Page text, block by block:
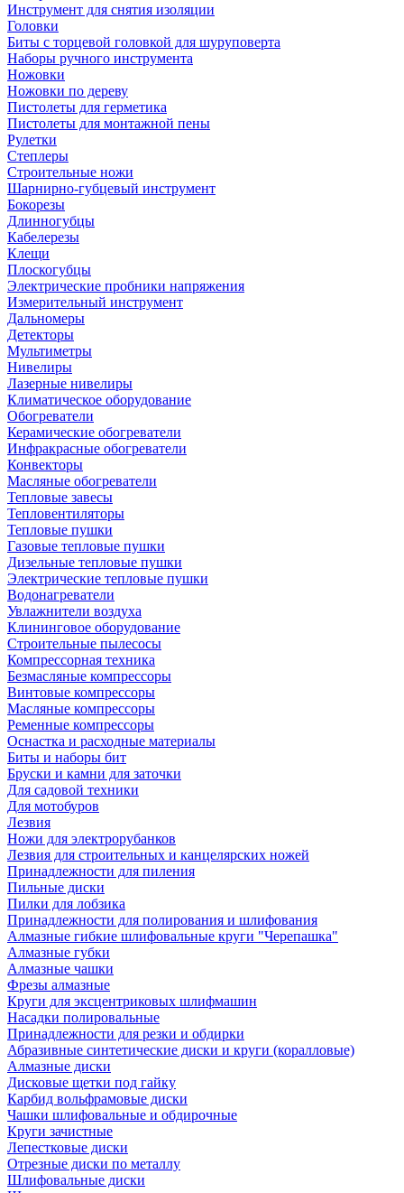
Инструмент для снятия изоляции
Головки
Биты с торцевой головкой для шуруповерта
Наборы ручного инструмента
Ножовки
Ножовки по дереву
Пистолеты для герметика
Пистолеты для монтажной пены
Рулетки
Степлеры
Строительные ножи
Шарнирно-губцевый инструмент
Бокорезы
Длинногубцы
Кабелерезы
Клещи
Плоскогубцы
Электрические пробники напряжения
Измерительный инструмент
Дальномеры
Детекторы
Мультиметры
Нивелиры
Лазерные нивелиры
Климатическое оборудование
Обогреватели
Керамические обогреватели
Инфракрасные обогреватели
Конвекторы
Масляные обогреватели
Тепловые завесы
Тепловентиляторы
Тепловые пушки
Газовые тепловые пушки
Дизельные тепловые пушки
Электрические тепловые пушки
Водонагреватели
Увлажнители воздуха
Клининговое оборудование
Строительные пылесосы
Компрессорная техника
Безмасляные компрессоры
Винтовые компрессоры
Масляные компрессоры
Ременные компрессоры
Оснастка и расходные материалы
Биты и наборы бит
Бруски и камни для заточки
Для садовой техники
Для мотобуров
Лезвия
Ножи для электрорубанков
Лезвия для строительных и канцелярских ножей
Принадлежности для пиления
Пильные диски
Пилки для лобзика
Принадлежности для полирования и шлифования
Алмазные гибкие шлифовальные круги "Черепашка"
Алмазные губки
Алмазные чашки
Фрезы алмазные
Круги для эксцентриковых шлифмашин
Насадки полировальные
Принадлежности для резки и обдирки
Абразивные синтетические диски и круги (коралловые)
Алмазные диски
Дисковые щетки под гайку
Карбид вольфрамовые диски
Чашки шлифовальные и обдирочные
Круги зачистные
Лепестковые диски
Отрезные диски по металлу
Шлифовальные диски